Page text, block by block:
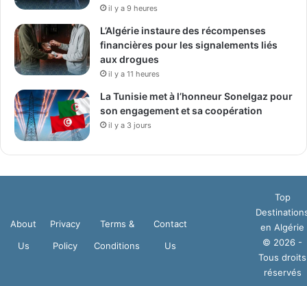
il y a 9 heures
L’Algérie instaure des récompenses
financières pour les signalements liés
aux drogues
il y a 11 heures
La Tunisie met à l’honneur Sonelgaz pour
son engagement et sa coopération
il y a 3 jours
About
Us
Privacy
Policy
Terms &
Conditions
Contact
Us
Top
en Algérie
© 2026 -
Tous droits
réservés